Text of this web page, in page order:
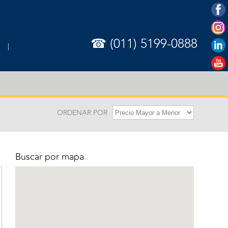
☎ (011) 5199-0888
ORDENAR POR
Buscar por mapa